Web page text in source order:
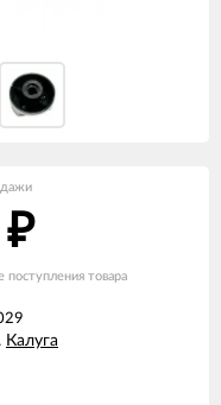
₽
товара
Калуга